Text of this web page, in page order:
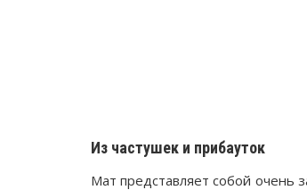
Из частушек и прибауток
Мат представляет собой очень